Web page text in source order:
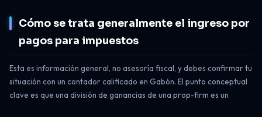
Cómo se trata generalmente el ingreso por
pagos para impuestos
Esta es información general, no asesoría fiscal, y debes confirmar tu
situación con un contador calificado en Gabón. El punto conceptual
clave es que una división de ganancias de una prop-firm es un